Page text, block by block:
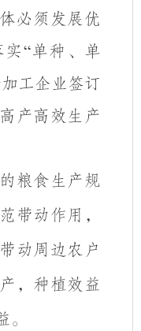
必须发展优
“单种、单
工企业签订
产高效生产
粮食生产规
带动作用，
动周边农户
，种植效益